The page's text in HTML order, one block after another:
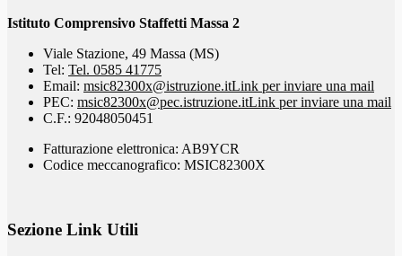
Istituto Comprensivo Staffetti Massa 2
Viale Stazione, 49 Massa (MS)
Tel: Tel. 0585 41775
Email: msic82300x@istruzione.itLink per inviare una mail
PEC: msic82300x@pec.istruzione.itLink per inviare una mail
C.F.: 92048050451
Fatturazione elettronica: AB9YCR
Codice meccanografico: MSIC82300X
Sezione Link Utili